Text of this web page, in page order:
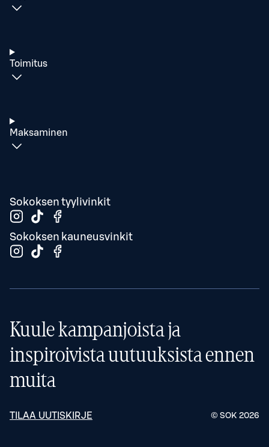
Toimitus
Maksaminen
Sokoksen tyylivinkit
Sokoksen kauneusvinkit
Kuule kampanjoista ja
inspiroivista uutuuksista ennen
muita
TILAA UUTISKIRJE © SOK 2026